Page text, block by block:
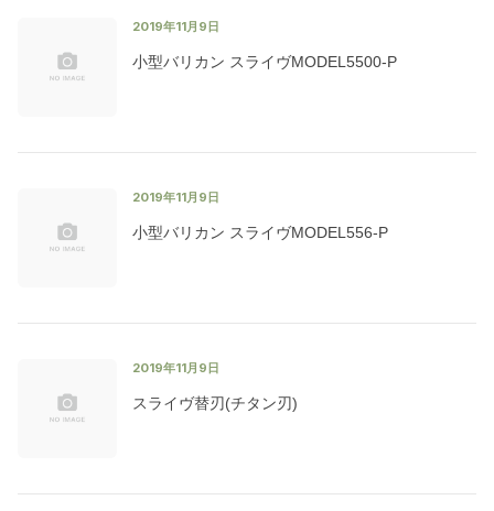
2019年11月9日
小型バリカン スライヴMODEL5500-P
2019年11月9日
小型バリカン スライヴMODEL556-P
2019年11月9日
スライヴ替刃(チタン刃)